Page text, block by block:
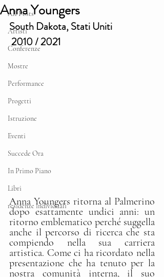
All Posts
Artisti
Conferenze
Mostre
Performance
Progetti
Istruzione
Eventi
Succede Ora
In Primo Piano
Libri
residenze individuali
Anna Youngers
South Dakota, Stati Uniti
2010 / 2021
Anna Youngers ritorna al Palmerino
dopo esattamente undici anni: un
ritorno emblematico perché suggella
anche il percorso di ricerca che sta
compiendo nella sua carriera
artistica. Come ci ha ricordato nella
presentazione che ha tenuto per la